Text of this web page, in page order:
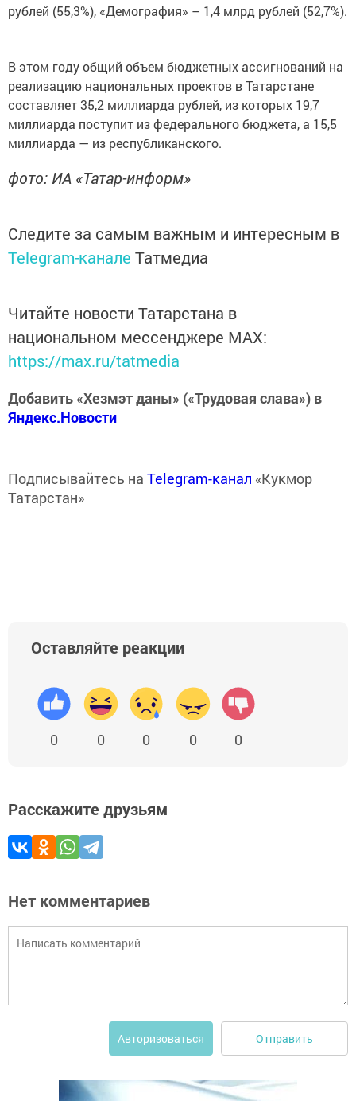
рублей (55,3%), «Демография» – 1,4 млрд рублей (52,7%).
В этом году общий объем бюджетных ассигнований на
реализацию национальных проектов в Татарстане
составляет 35,2 миллиарда рублей, из которых 19,7
миллиарда поступит из федерального бюджета, а 15,5
миллиарда — из республиканского.
фото: ИА «Татар-информ»
Следите за самым важным и интересным в
Telegram-канале Татмедиа
Читайте новости Татарстана в
национальном мессенджере MАХ:
https://max.ru/tatmedia
Добавить «Хезмэт даны» («Трудовая слава») в
Яндекс.Новости
Подписывайтесь на Telegram-канал «Кукмор
Татарстан»
Оставляйте реакции
0 0 0 0 0
Расскажите друзьям
Нет комментариев
Авторизоваться Отправить